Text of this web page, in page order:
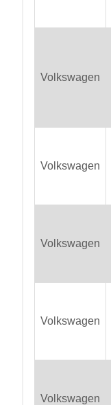
Volkswagen
Volkswagen
Volkswagen
Volkswagen
Volkswagen